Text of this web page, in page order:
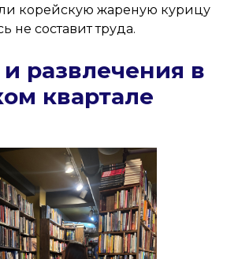
корейскую жареную курицу
не составит труда.
развлечения в
квартале